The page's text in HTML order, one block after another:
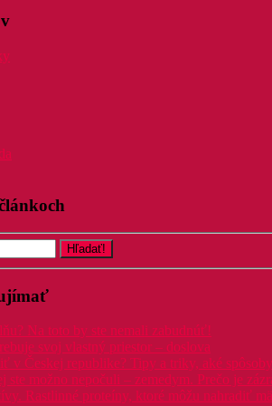
Na toto by ste nemali zabudnúť!
svoj vlastný priestor – doslova
v Českej republike? Tipy a triky, aké
ste možno nepočuli – zemedym. Prečo je
Rastlinné proteíny, ktoré môžu nahradiť